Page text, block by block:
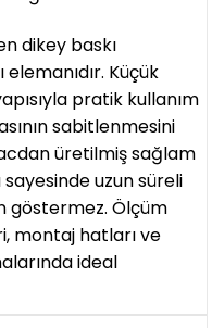
dikey baskı
Küçük
pratik kullanım
sabitlenmesini
üretilmiş sağlam
uzun süreli
göstermez. Ölçüm
montaj hatları ve
ideal